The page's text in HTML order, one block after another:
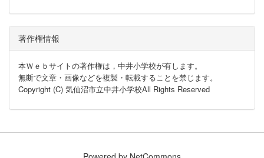
著作権情報
本Ｗｅｂサイトの著作権は，中井小学校が有します。
無断で文章・画像などを複製・転載することを禁じます。
Copyright (C) 気仙沼市立中井小学校All Rights Reserved